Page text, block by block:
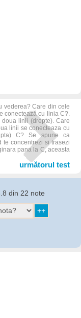
vederea? Care din cele
conectează cu linia C?.
linii (drepte). Care
linii se conecteaza cu
C? Se spune ca
te concentrezi si trasezi
pana la C, aceasta
următorul test
din 22 note